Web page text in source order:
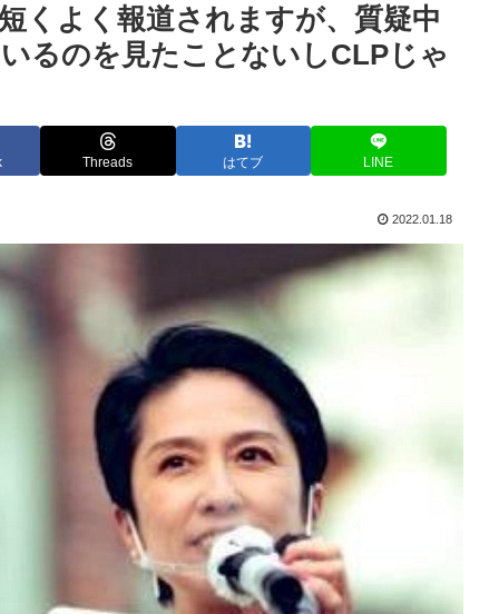
くよく報道されますが、質疑中
るのを見たことないしCLPじゃ
Threads はてブ LINE
2022.01.18